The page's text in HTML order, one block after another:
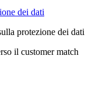
dei dati
protezione dei dati
il customer match